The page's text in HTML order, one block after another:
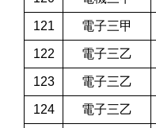
121 電子三甲
122 電子三乙
123 電子三乙
124 電子三乙